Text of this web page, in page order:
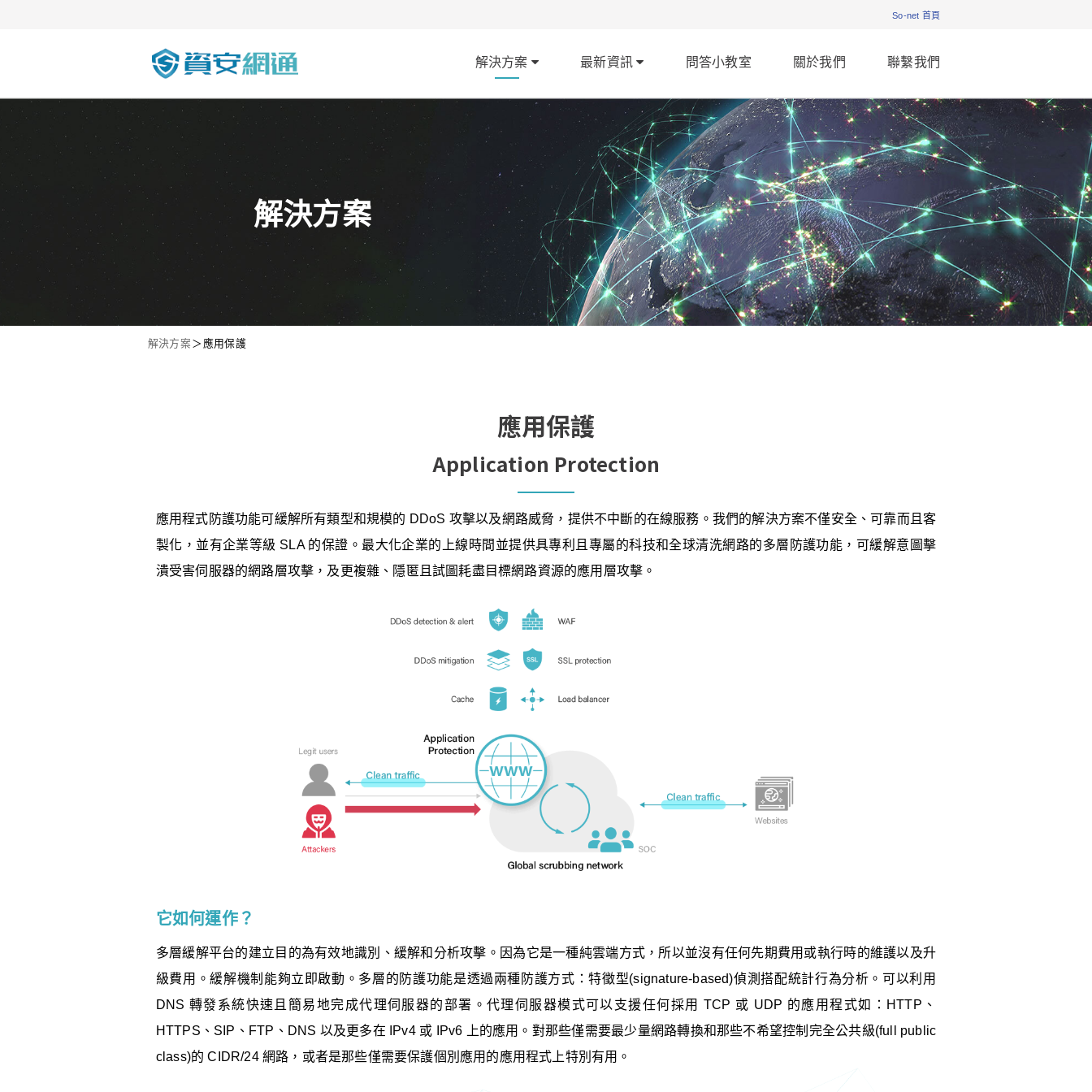
So-net 首頁
解決方案 最新資訊 問答小教室 關於我們 聯繫我們
解決方案
解決方案 ＞ 應用保護
應用保護
Application Protection
應用程式防護功能可緩解所有類型和規模的 DDoS 攻擊以及網路威脅，提供不中斷的在線服務。我們的解決方案不僅安全、可靠而且客
製化，並有企業等級 SLA 的保證。最大化企業的上線時間並提供具專利且專屬的科技和全球清洗網路的多層防護功能，可緩解意圖擊
潰受害伺服器的網路層攻擊，及更複雜、隱匿且試圖耗盡目標網路資源的應用層攻擊。
它如何運作？
多層緩解平台的建立目的為有效地識別、緩解和分析攻擊。因為它是一種純雲端方式，所以並沒有任何先期費用或執行時的維護以及升
級費用。緩解機制能夠立即啟動。多層的防護功能是透過兩種防護方式：特徵型(signature-based)偵測搭配統計行為分析。可以利用
DNS 轉發系統快速且簡易地完成代理伺服器的部署。代理伺服器模式可以支援任何採用 TCP 或 UDP 的應用程式如：HTTP、
HTTPS、SIP、FTP、DNS 以及更多在 IPv4 或 IPv6 上的應用。對那些僅需要最少量網路轉換和那些不希望控制完全公共級(full public
class)的 CIDR/24 網路，或者是那些僅需要保護個別應用的應用程式上特別有用。